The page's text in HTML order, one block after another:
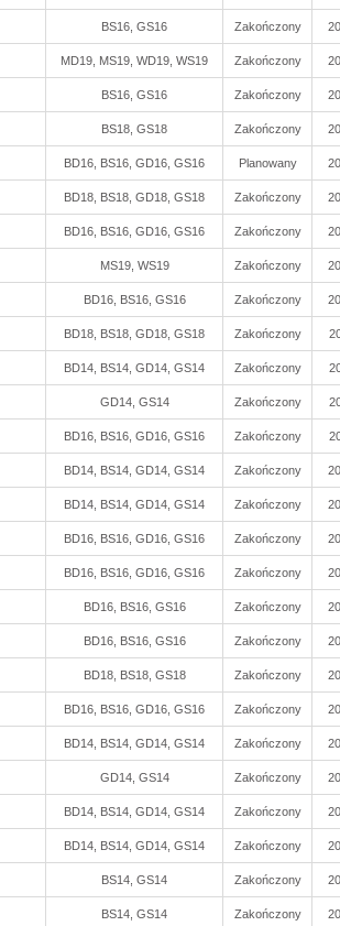
BS16, GS16 Zakończony
MD19, MS19, WD19, WS19 Zakończony
BS16, GS16 Zakończony
BS18, GS18 Zakończony
BD16, BS16, GD16, GS16 Planowany
BD18, BS18, GD18, GS18 Zakończony
BD16, BS16, GD16, GS16 Zakończony
MS19, WS19 Zakończony
BD16, BS16, GS16 Zakończony
BD18, BS18, GD18, GS18 Zakończony
BD14, BS14, GD14, GS14 Zakończony
GD14, GS14 Zakończony
BD16, BS16, GD16, GS16 Zakończony
BD14, BS14, GD14, GS14 Zakończony
BD14, BS14, GD14, GS14 Zakończony
BD16, BS16, GD16, GS16 Zakończony
BD16, BS16, GD16, GS16 Zakończony
BD16, BS16, GS16 Zakończony
BD16, BS16, GS16 Zakończony
BD18, BS18, GS18 Zakończony
BD16, BS16, GD16, GS16 Zakończony
BD14, BS14, GD14, GS14 Zakończony
GD14, GS14 Zakończony
BD14, BS14, GD14, GS14 Zakończony
BD14, BS14, GD14, GS14 Zakończony
BS14, GS14 Zakończony
BS14, GS14 Zakończony